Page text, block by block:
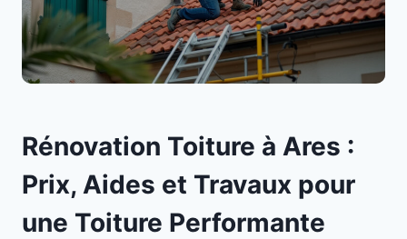
Rénovation Toiture à Ares :
Prix, Aides et Travaux pour
une Toiture Performante